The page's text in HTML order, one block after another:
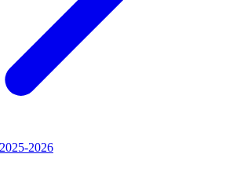
2026